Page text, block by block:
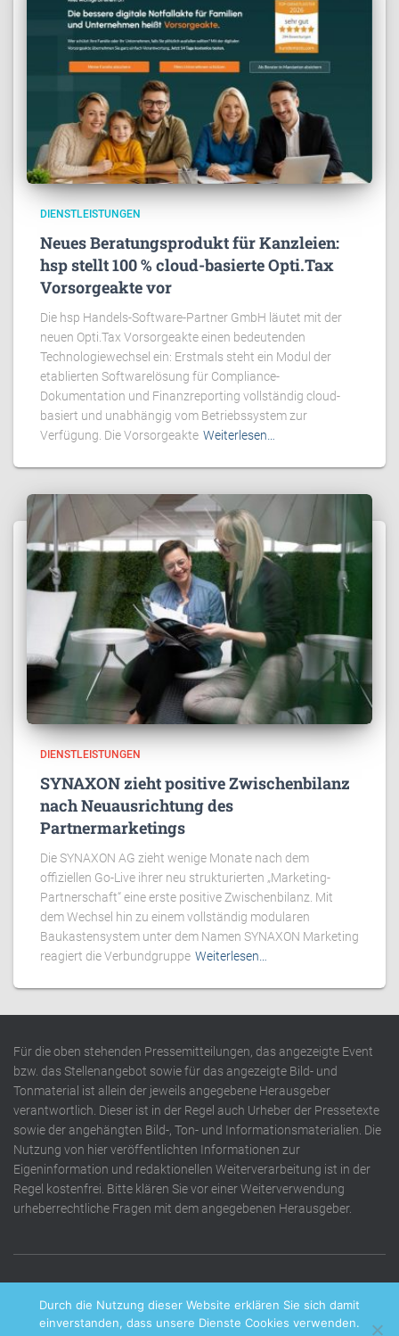
DIENSTLEISTUNGEN
Neues Beratungsprodukt für Kanzleien:
hsp stellt 100 % cloud-basierte Opti.Tax
Vorsorgeakte vor
Die hsp Handels-Software-Partner GmbH läutet mit der
neuen Opti.Tax Vorsorgeakte einen bedeutenden
Technologiewechsel ein: Erstmals steht ein Modul der
etablierten Softwarelösung für Compliance-
Dokumentation und Finanzreporting vollständig cloud-
basiert und unabhängig vom Betriebssystem zur
Verfügung. Die Vorsorgeakte Weiterlesen…
DIENSTLEISTUNGEN
SYNAXON zieht positive Zwischenbilanz
nach Neuausrichtung des
Partnermarketings
Die SYNAXON AG zieht wenige Monate nach dem
offiziellen Go-Live ihrer neu strukturierten „Marketing-
Partnerschaft“ eine erste positive Zwischenbilanz. Mit
dem Wechsel hin zu einem vollständig modularen
Baukastensystem unter dem Namen SYNAXON Marketing
reagiert die Verbundgruppe Weiterlesen…
Für die oben stehenden Pressemitteilungen, das angezeigte Event
bzw. das Stellenangebot sowie für das angezeigte Bild- und
Tonmaterial ist allein der jeweils angegebene Herausgeber
verantwortlich. Dieser ist in der Regel auch Urheber der Pressetexte
sowie der angehängten Bild-, Ton- und Informationsmaterialien. Die
Nutzung von hier veröffentlichten Informationen zur
Eigeninformation und redaktionellen Weiterverarbeitung ist in der
Regel kostenfrei. Bitte klären Sie vor einer Weiterverwendung
urheberrechtliche Fragen mit dem angegebenen Herausgeber.
Durch die Nutzung dieser Website erklären Sie sich damit
einverstanden, dass unsere Dienste Cookies verwenden.